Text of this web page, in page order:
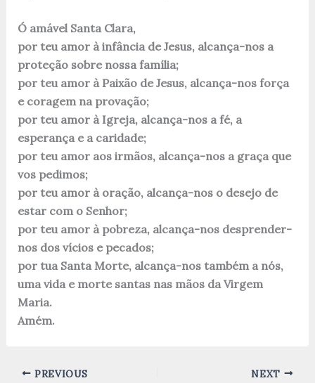
Ó amável Santa Clara,
por teu amor à infância de Jesus, alcança-nos a
proteção sobre nossa família;
por teu amor à Paixão de Jesus, alcança-nos força
e coragem na provação;
por teu amor à Igreja, alcança-nos a fé, a
esperança e a caridade;
por teu amor aos irmãos, alcança-nos a graça que
vos pedimos;
por teu amor à oração, alcança-nos o desejo de
estar com o Senhor;
por teu amor à pobreza, alcança-nos desprender-
nos dos vícios e pecados;
por tua Santa Morte, alcança-nos também a nós,
uma vida e morte santas nas mãos da Virgem
Maria.
Amém.
PREVIOUS NEXT